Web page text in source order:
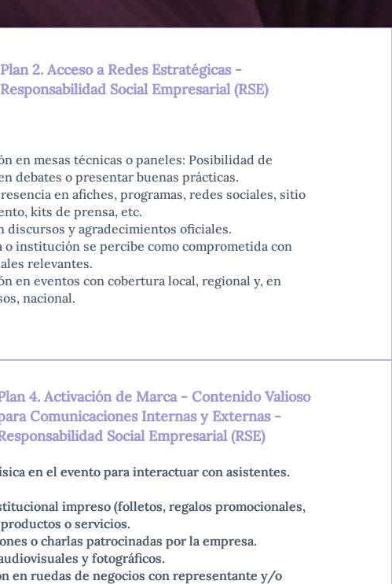
Plan 2. Acceso a Redes Estratégicas -
Responsabilidad Social Empresarial (RSE)
en mesas técnicas o paneles: Posibilidad de
debates o presentar buenas prácticas.
en afiches, programas, redes sociales, sitio
kits de prensa, etc.
discursos y agradecimientos oficiales.
o institución se percibe como comprometida con
relevantes.
en eventos con cobertura local, regional y, en
nacional.
4. Activación de Marca - Contenido Valioso
Comunicaciones Internas y Externas -
Social Empresarial (RSE)
en el evento para interactuar con asistentes.
impreso (folletos, regalos promocionales,
o servicios.
o charlas patrocinadas por la empresa.
y fotográficos.
en ruedas de negocios con representante y/o
en el evento para interactuar con asistentes.
impreso (folletos, regalos promocionales,
o servicios.
o charlas patrocinadas por la empresa.
y fotográficos.
en ruedas de negocios con representante y/o